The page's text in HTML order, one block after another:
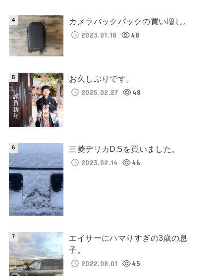
カメラバックパックの買い増し。
2023.01.18
48
お久しぶりです。
2025.02.27
48
三菱デリカD:5を買いました。
2023.02.14
46
エイサーにハマりすぎの3歳の息
子。
2022.08.01
45